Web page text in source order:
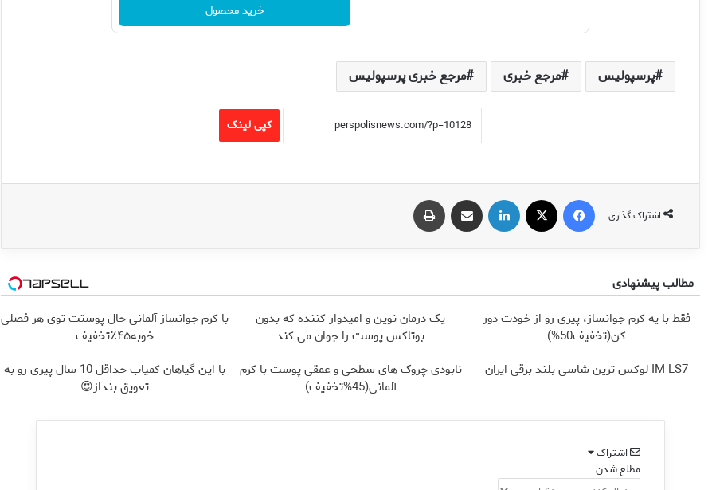
خرید محصول
پرسپولیس مرجع خبری مرجع خبری پرسپولیس
کپی لینک
اشتراک گذاری
فیس بوک لینکدین اشتراک گذاری از طریق ایمیل
مطالب پیشنهادی
فقط با یه کرم جوانساز، پیری رو از خودت دور
کن(تخفیف50%)
یک درمان نوین و امیدوار کننده که بدون
بوتاکس پوست را جوان می کند
با کرم جوانساز آلمانی حال پوستت توی هر فصلی
خوبه۴۵٪تخفیف
IM LS7 لوکس ترین شاسی بلند برقی ایران
نابودی چروک های سطحی و عمقی پوست با کرم
آلمانی(45%تخفیف)
با این گیاهان کمیاب حداقل 10 سال پیری رو به
تعویق بنداز😍
اشتراک
مطلع شدن